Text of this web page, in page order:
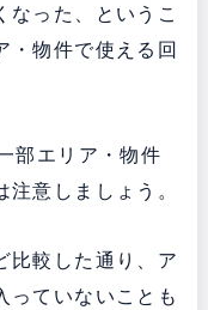
なった、というこ
・物件で使える回
部エリア・物件
意しましょう。
比較した通り、ア
っていないことも